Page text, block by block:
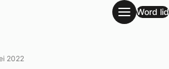
Word lid
2022